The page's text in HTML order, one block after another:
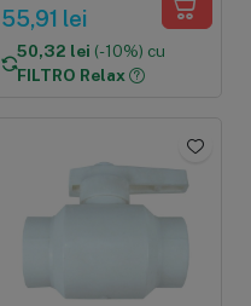
imbunatatire gust si
miros, dimensiune
12"x2.5"
55,91 lei
50,32 lei (-10%) cu
FILTRO Relax